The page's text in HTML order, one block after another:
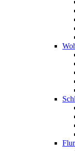
Flur